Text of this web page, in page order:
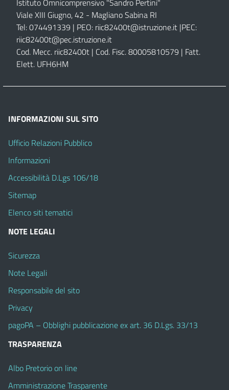
Istituto Omnicomprensivo "Sandro Pertini"
Viale XIII Giugno, 42 - Magliano Sabina RI
Tel: 074491339 | PEO: riic82400t@istruzione.it |PEC:
riic82400t@pec.istruzione.it
Cod. Mecc. riic82400t | Cod. Fisc. 80005810579 | Fatt.
Elett. UFH6HM
INFORMAZIONI SUL SITO
Ufficio Relazioni Pubblico
Informazioni
Accessibilità D.Lgs 106/18
Sitemap
Elenco siti tematici
NOTE LEGALI
Sicurezza
Note Legali
Responsabile del sito
Privacy
pagoPA – Obblighi pubblicazione ex art. 36 D.Lgs. 33/13
TRASPARENZA
Albo Pretorio on line
Amministrazione Trasparente